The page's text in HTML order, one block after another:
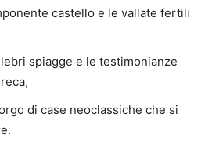
castello e le vallate fertili
spiagge e le testimonianze
di case neoclassiche che si